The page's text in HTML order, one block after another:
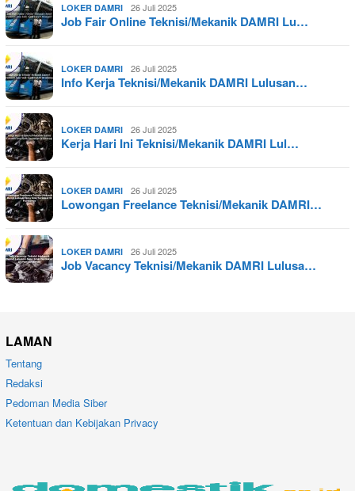
LOKER DAMRI 26 Juli 2025
Job Fair Online Teknisi/Mekanik DAMRI Lu…
LOKER DAMRI 26 Juli 2025
Info Kerja Teknisi/Mekanik DAMRI Lulusan…
LOKER DAMRI 26 Juli 2025
Kerja Hari Ini Teknisi/Mekanik DAMRI Lul…
LOKER DAMRI 26 Juli 2025
Lowongan Freelance Teknisi/Mekanik DAMRI…
LOKER DAMRI 26 Juli 2025
Job Vacancy Teknisi/Mekanik DAMRI Lulusa…
LAMAN
Tentang
Redaksi
Pedoman Media Siber
Ketentuan dan Kebijakan Privacy